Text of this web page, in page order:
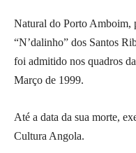
Natural do Porto Amboim,
“N’dalinho” dos Santos
foi admitido nos quadros
Março de 1999.
Até a data da sua morte,
Cultura Angola.